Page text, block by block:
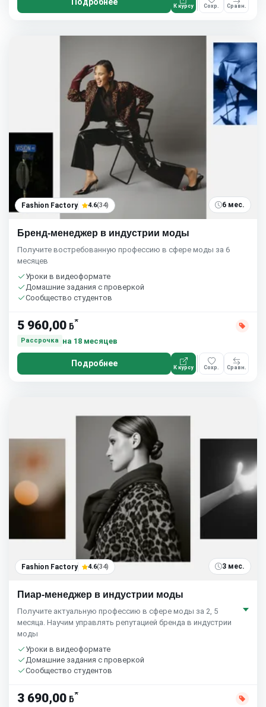
Подробнее К курсу Сохр. Сравн.
Fashion Factory 4.6(34) 6 мес.
Бренд-менеджер в индустрии моды
Получите востребованную профессию в сфере моды за 6
месяцев
Уроки в видеоформате
Домашние задания с проверкой
Сообщество студентов
5 960,00 ƃ*
Рассрочка на 18 месяцев
Подробнее К курсу Сохр. Сравн.
Fashion Factory 4.6(34) 3 мес.
Пиар-менеджер в индустрии моды
Получите актуальную профессию в сфере моды за 2, 5
месяца. Научим управлять репутацией бренда в индустрии
моды
Уроки в видеоформате
Домашние задания с проверкой
Сообщество студентов
3 690,00 ƃ*